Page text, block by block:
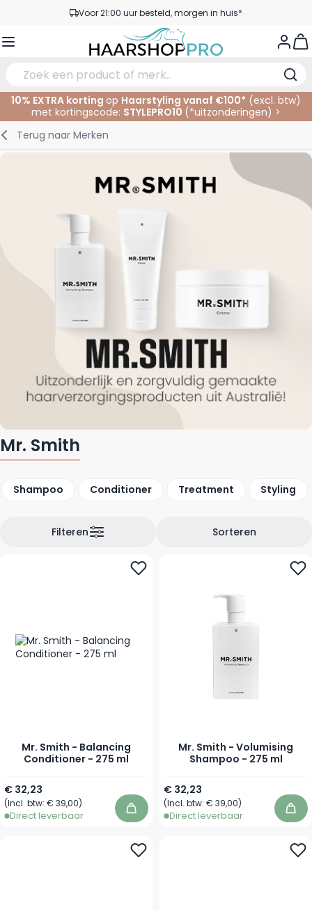
Ga naar de inhoudVoor 21:00 uur besteld, morgen in huis*
Gratis verzending vanaf €50,- excl. BTW
Verzorging
Haarmode
Haar verlengen
In de Salon
Permanenten
Elektrisch
Knipbenodigdheden
Gezichtsverzorging
Oogverzorging
Wenkbrauwen
Accessoires
Nagelproducten
SALE
10% EXTRA korting op Haarstyling vanaf €100* (excl. btw)
met kortingscode: STYLEPRO10 (*uitzonderingen) >
Terug naar Merken
Mr. Smith
Shampoo Conditioner Treatment Styling
Sorteren
Filteren
Mr. Smith - Balancing
Conditioner - 275 ml
€ 32,23
(Incl. btw: € 39,00)
Direct leverbaar In winkelwagen
Mr. Smith - Volumising
Shampoo - 275 ml
€ 32,23
(Incl. btw: € 39,00)
Direct leverbaar In